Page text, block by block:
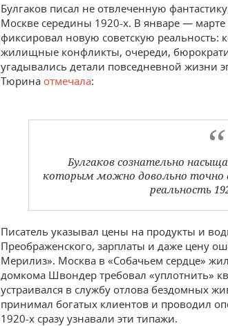
Булгаков писал не отвлеченную
Москве середины 1920-х. В январе —
фиксировал новую советскую
жилищные конфликты, очереди,
угадывались детали повседневной жизни
Тюрина отмечала:
Булгаков сознательно
которым можно довольно точно
реальность
Писатель указывал цены на продукты и
Преображенского, зарплаты и даже цену
Мерилиз». Москва в «Собачьем сердце»
домкома Швондер требовал «уплотнить»
устраивался в службу отлова бездомных
принимал богатых клиентов и проводил
1920-х сразу узнавали эти типажи.